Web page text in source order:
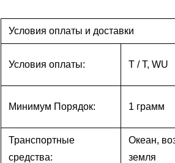
Условия оплаты и доставки
Условия оплаты: T / T, WU
Минимум Порядок: 1 грамм
Транспортные
средства:
Океан,
земля